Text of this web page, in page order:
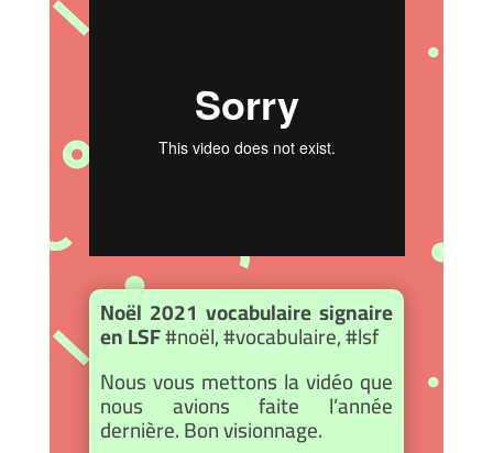
Noël 2021 vocabulaire signaire
en LSF#noël, #vocabulaire, #lsf
Nous vous mettons la vidéo que
nous avions faite l’année
dernière. Bon visionnage.